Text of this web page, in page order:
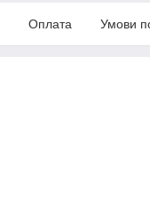
Оплата Умови